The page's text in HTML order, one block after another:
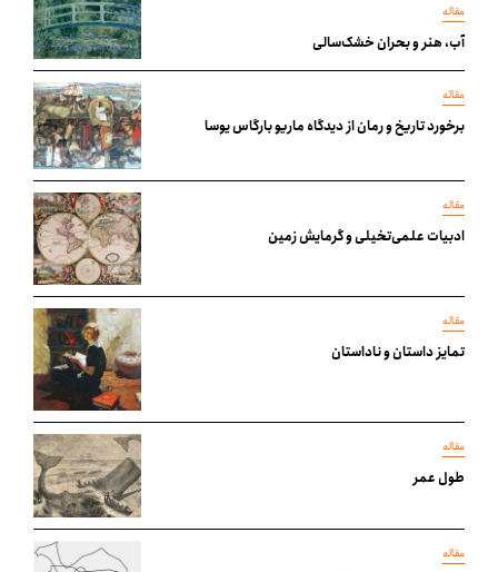
مقاله
آب، هنر و بحران خشک‌سالی
مقاله
برخورد تاریخ و رمان از دیدگاه ماریو بارگاس یوسا
مقاله
ادبیات علمی‌تخیلی و گرمایش زمین
مقاله
تمایز داستان و ناداستان
مقاله
طول عمر
مقاله